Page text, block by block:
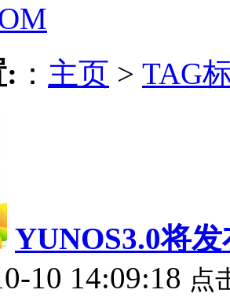
: ： 主页 > TAG
YUNOS3.0将
10 14:09:18 点